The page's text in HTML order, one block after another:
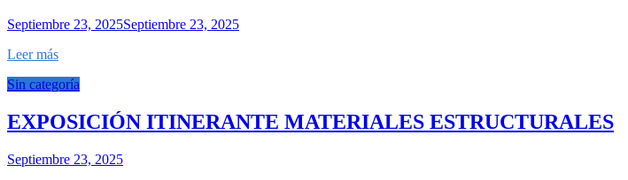
Septiembre 23, 2025Septiembre 23, 2025
Leer más
Sin categoría
EXPOSICIÓN ITINERANTE MATERIALES ESTRUCTURALES
Septiembre 23, 2025